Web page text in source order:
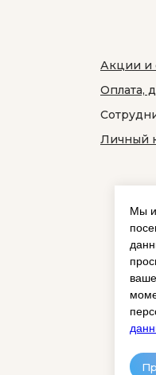
Мы
Акции и
Оплата,
Личный